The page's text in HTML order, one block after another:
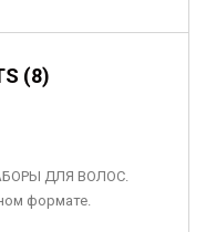
(8)
ДЛЯ ВОЛОС.
формате.